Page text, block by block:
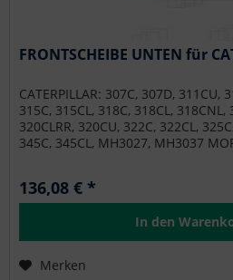
FRONTSCHEIBE UNTEN für
CATERPILLAR: 307C, 307D, 311CU,
315C, 315CL, 318C, 318CL, 318CNL,
320CLRR, 320CU, 322C, 322CL,
345C, 345CL, MH3027, MH3037
136,08 € *
In den
Merken